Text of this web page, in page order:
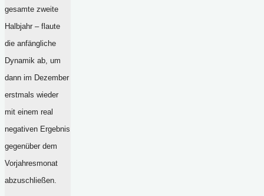
gesamte zweite
Halbjahr – flaute
die anfängliche
Dynamik ab, um
dann im Dezember
erstmals wieder
mit einem real
negativen Ergebnis
gegenüber dem
Vorjahresmonat
abzuschließen.